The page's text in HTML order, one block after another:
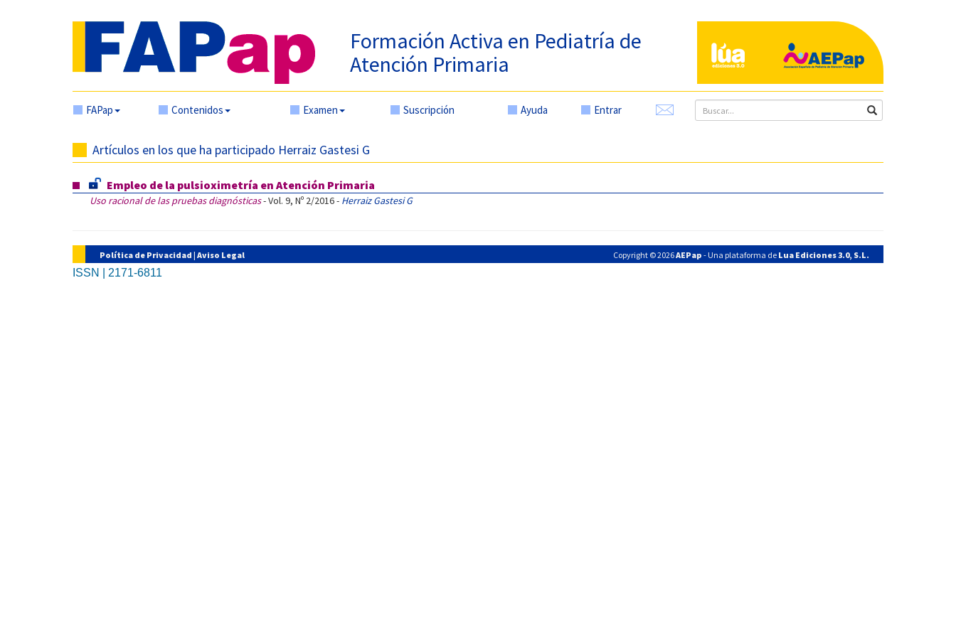
Formación Activa en Pediatría de
Atención Primaria
FAPap Contenidos Examen Suscripción Ayuda Entrar
Artículos en los que ha participado Herraiz Gastesi G
Empleo de la pulsioximetría en Atención Primaria
Uso racional de las pruebas diagnósticas- Vol. 9, Nº 2/2016 - Herraiz Gastesi G
Política de Privacidad | Aviso Legal Copyright © 2026AEPap - Una plataforma de Lua Ediciones 3.0, S.L.
ISSN | 2171-6811